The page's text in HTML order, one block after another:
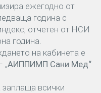
ежегодно от
година с
отчетен от НСИ
година.
на кабинета е
„АИППИМП Сани Мед“
всички